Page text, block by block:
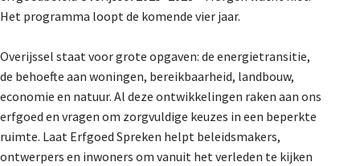
Het programma loopt de komende vier jaar.
Overijssel staat voor grote opgaven: de energietransitie,
de behoefte aan woningen, bereikbaarheid, landbouw,
economie en natuur. Al deze ontwikkelingen raken aan ons
erfgoed en vragen om zorgvuldige keuzes in een beperkte
ruimte. Laat Erfgoed Spreken helpt beleidsmakers,
ontwerpers en inwoners om vanuit het verleden te kijken
Lidmaatschap
Provincies